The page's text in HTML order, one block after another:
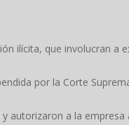
ilícita, que involucran a
por la Corte
autorizaron a la empresa